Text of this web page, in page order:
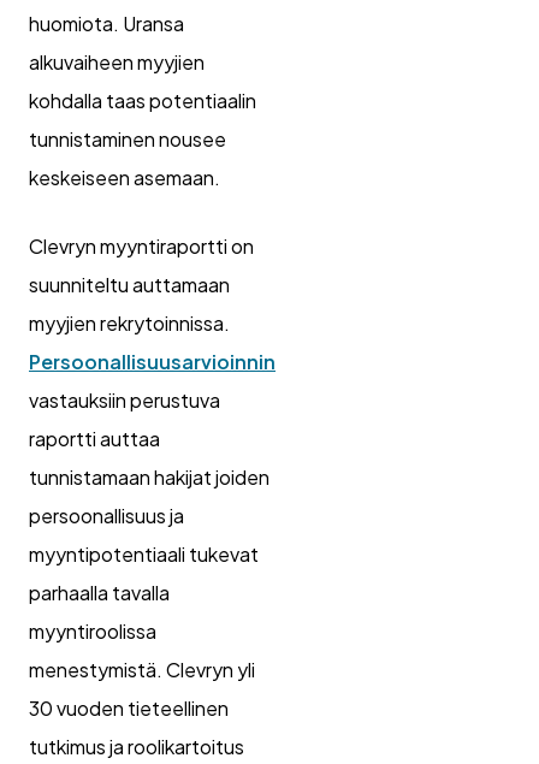
huomiota. Uransa
alkuvaiheen myyjien
kohdalla taas potentiaalin
tunnistaminen nousee
keskeiseen asemaan.
Clevryn myyntiraportti on
suunniteltu auttamaan
myyjien rekrytoinnissa.
Persoonallisuusarvioinnin
vastauksiin perustuva
raportti auttaa
tunnistamaan hakijat joiden
persoonallisuus ja
myyntipotentiaali tukevat
parhaalla tavalla
myyntiroolissa
menestymistä. Clevryn yli
30 vuoden tieteellinen
tutkimus ja roolikartoitus